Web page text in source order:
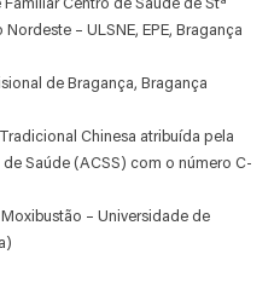
Centro de Saúde de Stª
– ULSNE, EPE, Bragança
de Bragança, Bragança
Chinesa atribuída pela
Saúde (ACSS) com o número C-
– Universidade de